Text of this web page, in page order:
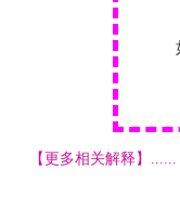
【更多相关解释】......